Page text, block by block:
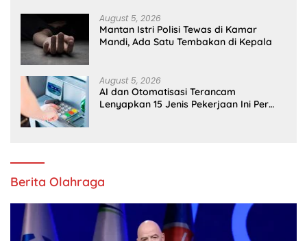
August 5, 2026
Mantan Istri Polisi Tewas di Kamar
Mandi, Ada Satu Tembakan di Kepala
August 5, 2026
AI dan Otomatisasi Terancam
Lenyapkan 15 Jenis Pekerjaan Ini Per
Berita Olahraga